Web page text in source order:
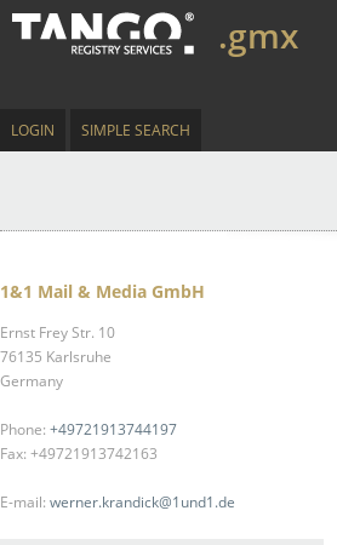
.gmx
LOGIN SIMPLE SEARCH
1&1 Mail & Media GmbH
Ernst Frey Str. 10
76135 Karlsruhe
Germany
Phone: +49721913744197
Fax: +49721913742163
E-mail: werner.krandick@1und1.de